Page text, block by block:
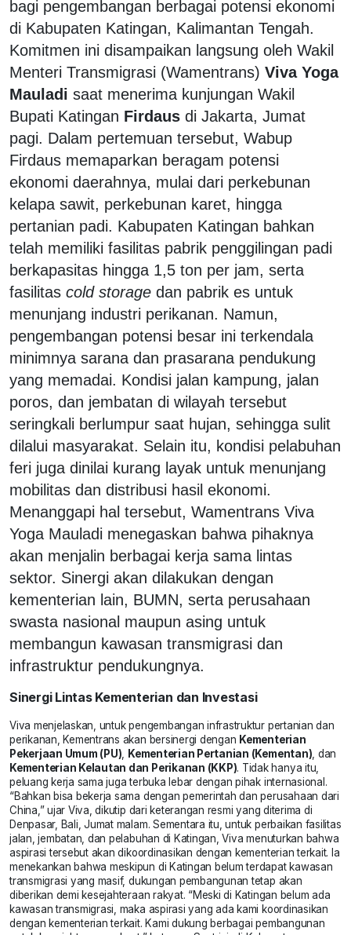
bagi pengembangan berbagai potensi ekonomi
di Kabupaten Katingan, Kalimantan Tengah.
Komitmen ini disampaikan langsung oleh Wakil
Menteri Transmigrasi (Wamentrans) Viva Yoga
Mauladi saat menerima kunjungan Wakil
Bupati Katingan Firdaus di Jakarta, Jumat
pagi. Dalam pertemuan tersebut, Wabup
Firdaus memaparkan beragam potensi
ekonomi daerahnya, mulai dari perkebunan
kelapa sawit, perkebunan karet, hingga
pertanian padi. Kabupaten Katingan bahkan
telah memiliki fasilitas pabrik penggilingan padi
berkapasitas hingga 1,5 ton per jam, serta
fasilitas cold storage dan pabrik es untuk
menunjang industri perikanan. Namun,
pengembangan potensi besar ini terkendala
minimnya sarana dan prasarana pendukung
yang memadai. Kondisi jalan kampung, jalan
poros, dan jembatan di wilayah tersebut
seringkali berlumpur saat hujan, sehingga sulit
dilalui masyarakat. Selain itu, kondisi pelabuhan
feri juga dinilai kurang layak untuk menunjang
mobilitas dan distribusi hasil ekonomi.
Menanggapi hal tersebut, Wamentrans Viva
Yoga Mauladi menegaskan bahwa pihaknya
akan menjalin berbagai kerja sama lintas
sektor. Sinergi akan dilakukan dengan
kementerian lain, BUMN, serta perusahaan
swasta nasional maupun asing untuk
membangun kawasan transmigrasi dan
infrastruktur pendukungnya.
Sinergi Lintas Kementerian dan Investasi
Viva menjelaskan, untuk pengembangan infrastruktur pertanian dan
perikanan, Kementrans akan bersinergi dengan Kementerian
Pekerjaan Umum (PU)
Kementerian Pertanian (Kementan) , dan
Kementerian Kelautan dan Perikanan (KKP). Tidak hanya itu,
peluang kerja sama juga terbuka lebar dengan pihak internasional.
“Bahkan bisa bekerja sama dengan pemerintah dan perusahaan dari
China,” ujar Viva, dikutip dari keterangan resmi yang diterima di
Denpasar, Bali, Jumat malam. Sementara itu, untuk perbaikan fasilitas
jalan, jembatan, dan pelabuhan di Katingan, Viva menuturkan bahwa
aspirasi tersebut akan dikoordinasikan dengan kementerian terkait. Ia
menekankan bahwa meskipun di Katingan belum terdapat kawasan
transmigrasi yang masif, dukungan pembangunan tetap akan
diberikan demi kesejahteraan rakyat. “Meski di Katingan belum ada
kawasan transmigrasi, maka aspirasi yang ada kami koordinasikan
dengan kementerian terkait. Kami dukung berbagai pembangunan